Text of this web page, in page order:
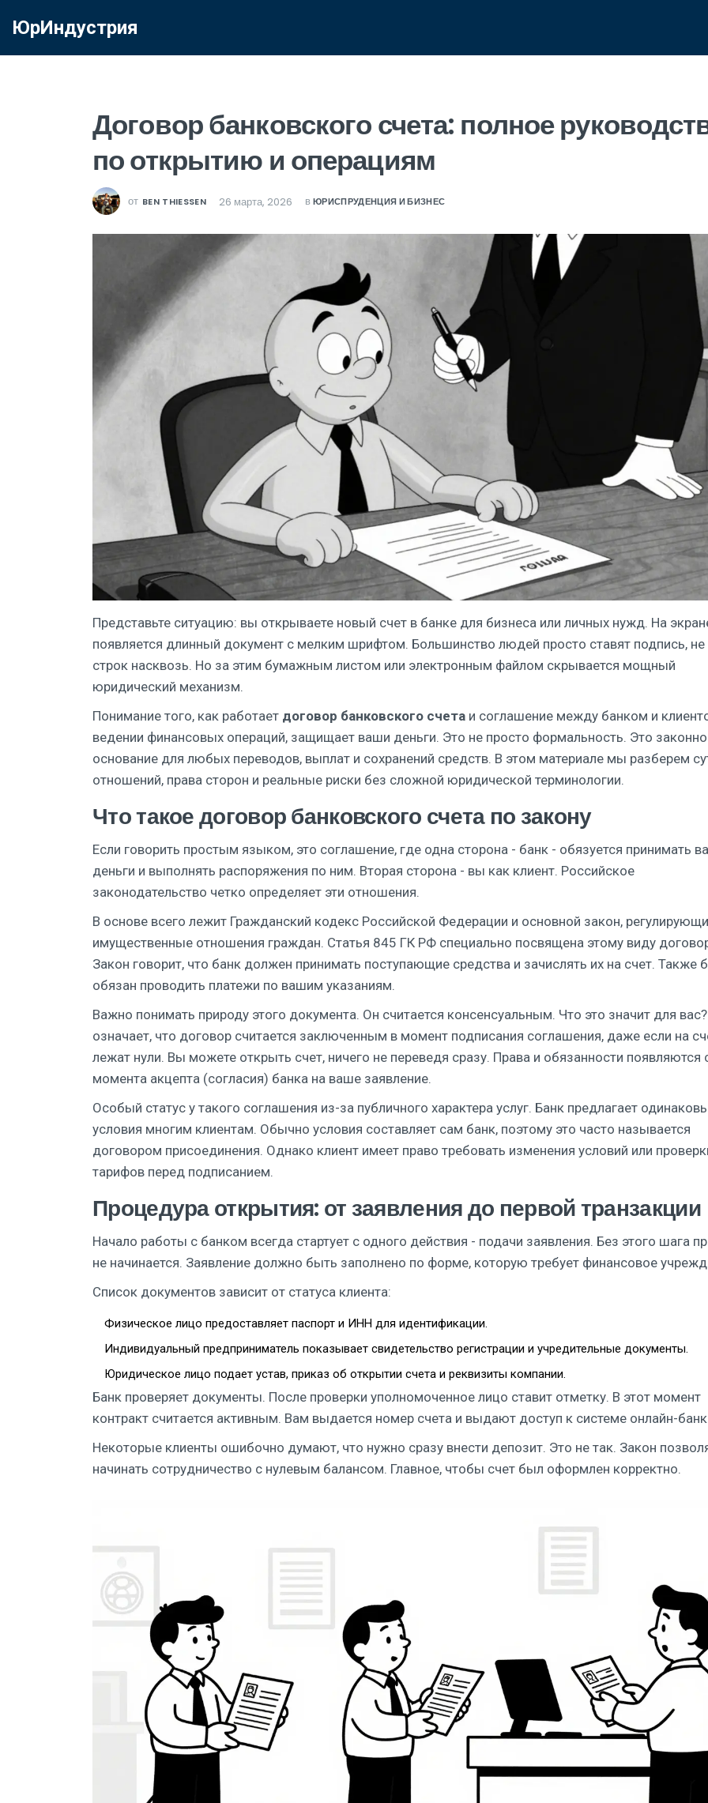
ЮрИндустрия
Договор банковского счета: полное
по открытию и операциям
от BEN THIESSEN 26 марта, 2026 вЮРИСПРУДЕНЦИЯ И БИЗНЕС
Представьте ситуацию: вы открываете новый счет в банке для бизнеса или личных нужд. На
появляется длинный документ с мелким шрифтом. Большинство людей просто ставят подпись, не
строк насквозь. Но за этим бумажным листом или электронным файлом скрывается мощный
юридический механизм.
Понимание того, как работает договор банковского счета и соглашение между банком и
ведении финансовых операций, защищает ваши деньги. Это не просто формальность. Это
основание для любых переводов, выплат и сохранений средств. В этом материале мы разберем
отношений, права сторон и реальные риски без сложной юридической терминологии.
Что такое договор банковского счета по закону
Если говорить простым языком, это соглашение, где одна сторона - банк - обязуется принимать
деньги и выполнять распоряжения по ним. Вторая сторона - вы как клиент. Российское
законодательство четко определяет эти отношения.
В основе всего лежит Гражданский кодекс Российской Федерации и основной закон,
имущественные отношения граждан. Статья 845 ГК РФ специально посвящена этому виду
Закон говорит, что банк должен принимать поступающие средства и зачислять их на счет. Также
обязан проводить платежи по вашим указаниям.
Важно понимать природу этого документа. Он считается консенсуальным. Что это значит для
означает, что договор считается заключенным в момент подписания соглашения, даже если на
лежат нули. Вы можете открыть счет, ничего не переведя сразу. Права и обязанности появляются
момента акцепта (согласия) банка на ваше заявление.
Особый статус у такого соглашения из-за публичного характера услуг. Банк предлагает
условия многим клиентам. Обычно условия составляет сам банк, поэтому это часто называется
договором присоединения. Однако клиент имеет право требовать изменения условий или
тарифов перед подписанием.
Процедура открытия: от заявления до первой транзакции
Начало работы с банком всегда стартует с одного действия - подачи заявления. Без этого шага
не начинается. Заявление должно быть заполнено по форме, которую требует финансовое
Список документов зависит от статуса клиента:
Физическое лицо предоставляет паспорт и ИНН для идентификации.
Индивидуальный предприниматель показывает свидетельство регистрации и учредительные документы.
Юридическое лицо подает устав, приказ об открытии счета и реквизиты компании.
Банк проверяет документы. После проверки уполномоченное лицо ставит отметку. В этот момент
контракт считается активным. Вам выдается номер счета и выдают доступ к системе онлайн-
Некоторые клиенты ошибочно думают, что нужно сразу внести депозит. Это не так. Закон
начинать сотрудничество с нулевым балансом. Главное, чтобы счет был оформлен корректно.